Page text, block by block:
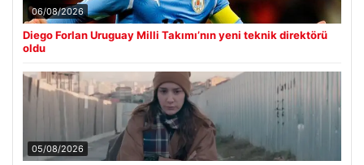
06/08/2026
Diego Forlan Uruguay Milli Takımı’nın yeni teknik direktörü
oldu
05/08/2026